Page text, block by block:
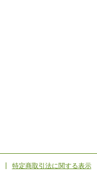
特定商取引法に関する表示